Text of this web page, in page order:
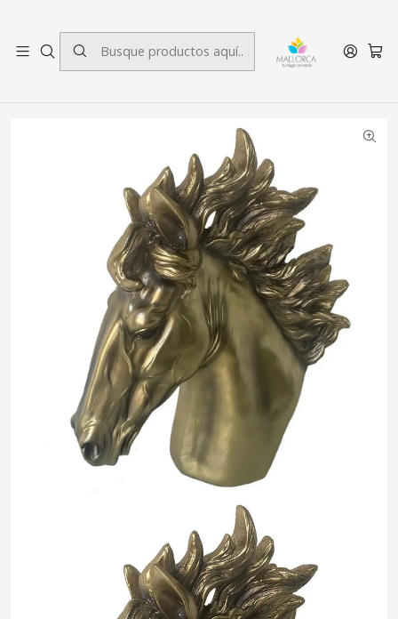
Inicio Decoración Figuras Decorativas
Figura Decorativa Caballo Julius